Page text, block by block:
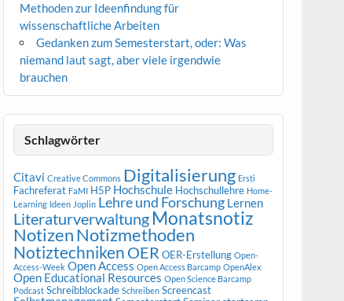
Methoden zur Ideenfindung für
wissenschaftliche Arbeiten
Gedanken zum Semesterstart, oder: Was
niemand laut sagt, aber viele irgendwie
brauchen
Schlagwörter
Citavi Creative Commons Digitalisierung Ersti
Fachreferat FaMI H5P Hochschule Hochschullehre Home-
Learning Ideen Joplin Lehre und Forschung Lernen
Literaturverwaltung Monatsnotiz
Notizen Notizmethoden
Notiztechniken OER OER-Erstellung Open-
Access-Week Open Access Open Access Barcamp OpenAlex
Open Educational Resources Open Science Barcamp
Podcast Schreibblockade Schreiben Screencast